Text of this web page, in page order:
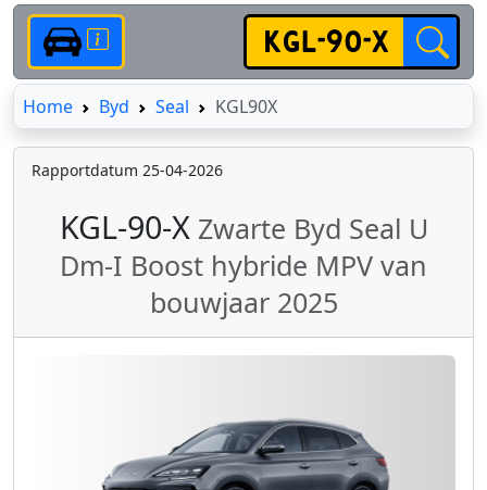
HomeHome
Byd Seal KGL90X
Rapportdatum 25-04-2026
KGL-90-X Zwarte Byd Seal U
Dm-I Boost hybride MPV van
bouwjaar 2025